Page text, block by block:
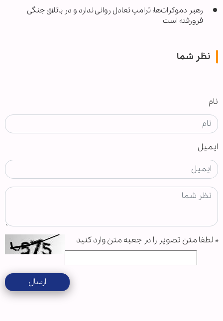
رهبر دموکرات‌ها: ترامپ تعادل روانی ندارد و در باتلاق جنگی
فرورفته است
نظر شما
نام
ایمیل
* لطفا متن تصویر را در جعبه متن وارد کنید
ارسال